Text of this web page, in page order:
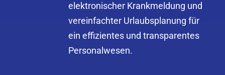
elektronischer Krankmeldung und
vereinfachter Urlaubsplanung für
ein effizientes und transparentes
Personalwesen.